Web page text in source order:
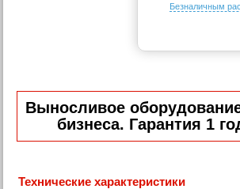
Безналичным
Выносливое
бизнеса. Гарантия 1
Технические характеристики